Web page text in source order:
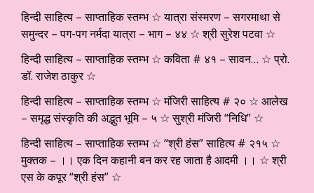
हिन्दी साहित्य – साप्ताहिक स्तम्भ ☆ यात्रा संस्मरण – सगरमाथा से
समुन्दर – पग-पग नर्मदा यात्रा – भाग – ४४ ☆ श्री सुरेश पटवा ☆
हिन्दी साहित्य – साप्ताहिक स्तम्भ ☆ कविता # ४१ – सावन… ☆ प्रो.
डॉ. राजेश ठाकुर ☆
हिन्दी साहित्य – साप्ताहिक स्तम्भ ☆ मंजिरी साहित्य # २० ☆ आलेख
– समृद्ध संस्कृति की अद्भुत भूमि – ५ ☆ सुश्री मंजिरी “निधि” ☆
हिन्दी साहित्य – साप्ताहिक स्तम्भ ☆ “श्री हंस” साहित्य # २१५ ☆
मुक्तक – ।। एक दिन कहानी बन कर रह जाता है आदमी ।। ☆ श्री
एस के कपूर “श्री हंस” ☆